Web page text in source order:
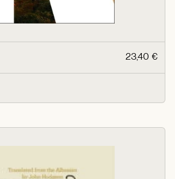
23,40 €